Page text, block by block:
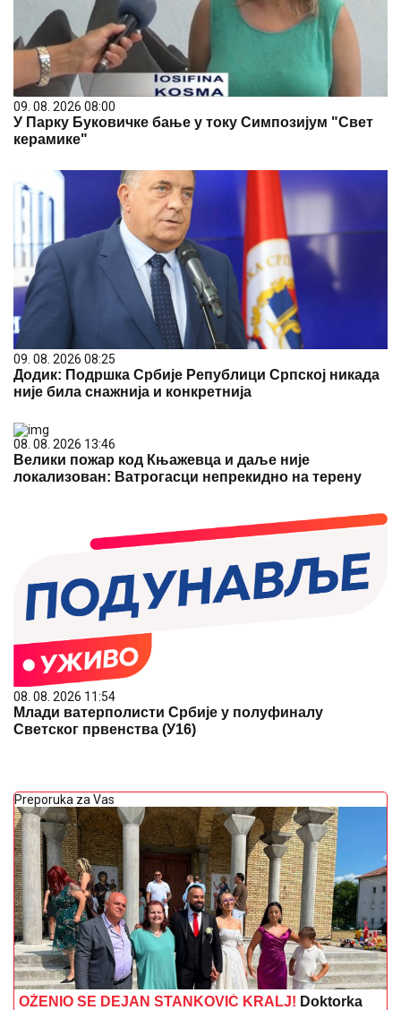
09. 08. 2026 08:00
У Парку Буковичке бање у току Симпозијум "Свет
керамике"
09. 08. 2026 08:25
Додик: Подршка Србије Републици Српској никада
није била снажнија и конкретнија
08. 08. 2026 13:46
Велики пожар код Књажевца и даље није
локализован: Ватрогасци непрекидно на терену
08. 08. 2026 11:54
Млади ватерполисти Србије у полуфиналу
Светског првенства (У16)
Preporuka za Vas
OŽENIO SE DEJAN STANKOVIĆ KRALJ! Doktorka